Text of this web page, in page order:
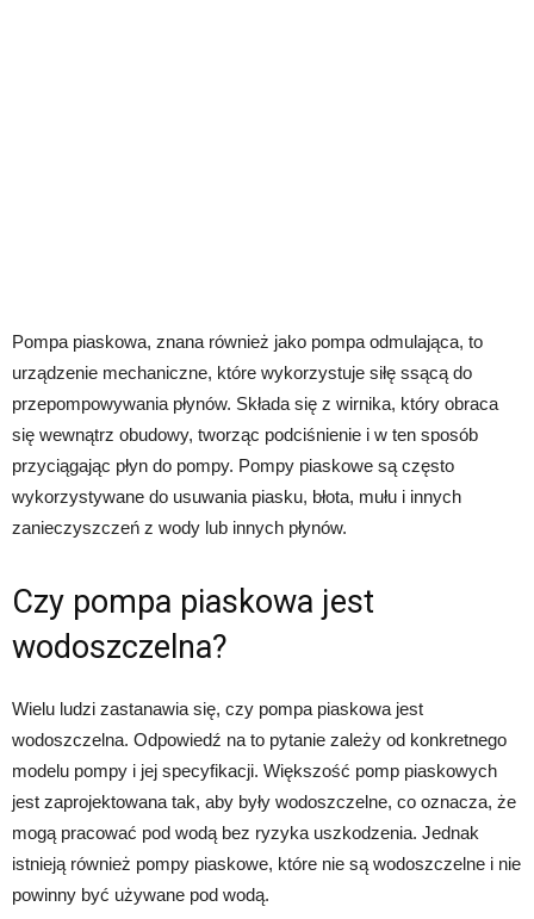
Pompa piaskowa, znana również jako pompa odmulająca, to
urządzenie mechaniczne, które wykorzystuje siłę ssącą do
przepompowywania płynów. Składa się z wirnika, który obraca
się wewnątrz obudowy, tworząc podciśnienie i w ten sposób
przyciągając płyn do pompy. Pompy piaskowe są często
wykorzystywane do usuwania piasku, błota, mułu i innych
zanieczyszczeń z wody lub innych płynów.
Czy pompa piaskowa jest
wodoszczelna?
Wielu ludzi zastanawia się, czy pompa piaskowa jest
wodoszczelna. Odpowiedź na to pytanie zależy od konkretnego
modelu pompy i jej specyfikacji. Większość pomp piaskowych
jest zaprojektowana tak, aby były wodoszczelne, co oznacza, że ​​
mogą pracować pod wodą bez ryzyka uszkodzenia. Jednak
istnieją również pompy piaskowe, które nie są wodoszczelne i nie
powinny być używane pod wodą.